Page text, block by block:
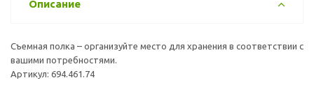
Описание
Съемная полка – организуйте место для хранения в соответствии с
вашими потребностями.
Артикул: 694.461.74